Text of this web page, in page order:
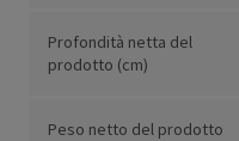
Profondità netta del
prodotto (cm)
Peso netto del prodotto